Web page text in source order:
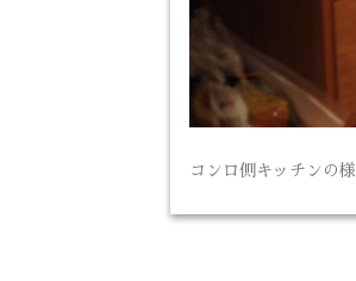
コンロ側キッチンの